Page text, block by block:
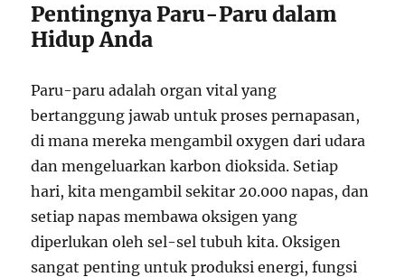
Pentingnya Paru-Paru dalam
Hidup Anda
Paru-paru adalah organ vital yang
bertanggung jawab untuk proses pernapasan,
di mana mereka mengambil oxygen dari udara
dan mengeluarkan karbon dioksida. Setiap
hari, kita mengambil sekitar 20.000 napas, dan
setiap napas membawa oksigen yang
diperlukan oleh sel-sel tubuh kita. Oksigen
sangat penting untuk produksi energi, fungsi